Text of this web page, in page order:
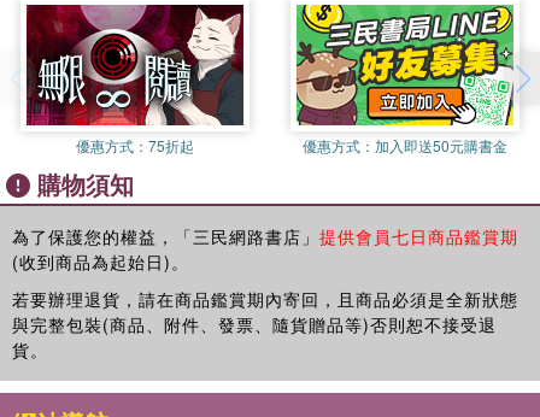
上對音讀、訓讀有舉一反三之效。注音符號的書眉設計讓檢索更加
快速，書末也一併附上筆劃與音檔索引，相信結合了書本上的知識
與中日發聲MP3的幫助，此書必是您考場上的得力助手！
ㄎ 301
ㄏ 316
ㄐ 349
ㄑ 410
ㄒ 440
ㄔ 533
ㄕ 562
ㄖ 610
ㄗ 623
ㄘ 641
ㄙ 656
ㄜ 672
優惠方式： 75折起 優惠方式： 加入即送50元購書金
購物須知
為了保護您的權益，「三民網路書店」 提供會員七日商品鑑賞期
(收到商品為起始日)。
若要辦理退貨，請在商品鑑賞期內寄回，且商品必須是全新狀態
與完整包裝(商品、附件、發票、隨貨贈品等)否則恕不接受退
貨。